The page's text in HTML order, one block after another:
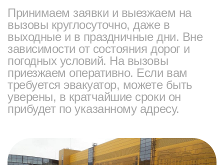
Принимаем заявки и выезжаем на
вызовы круглосуточно, даже в
выходные и в праздничные дни. Вне
зависимости от состояния дорог и
погодных условий. На вызовы
приезжаем оперативно. Если вам
требуется эвакуатор, можете быть
уверены, в кратчайшие сроки он
прибудет по указанному адресу.